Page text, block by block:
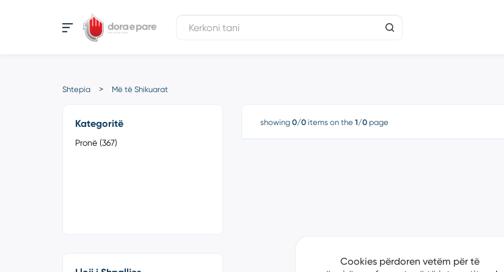
Shtepia Më të Shikuarat
Kategoritë
Pronë (367)
showing 0/0 items on the 1/0page
Cookies përdoren vetëm për të